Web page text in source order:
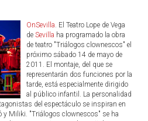
OnSevilla. El Teatro Lope de Vega
de Sevilla ha programado la obra
de teatro "Triálogos clownescos" el
próximo sábado 14 de mayo de
2011. El montaje, del que se
representarán dos funciones por la
tarde, está especialmente dirigido
al público infantil. La personalidad
del espectáculo se inspiran en
y Miliki. "Triálogos clownescos" se ha